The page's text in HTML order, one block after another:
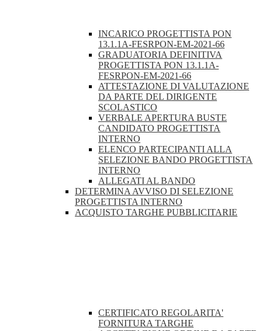
INCARICO PROGETTISTA PON
13.1.1A-FESRPON-EM-2021-66
GRADUATORIA DEFINITIVA
PROGETTISTA PON 13.1.1A-
FESRPON-EM-2021-66
ATTESTAZIONE DI VALUTAZIONE
DA PARTE DEL DIRIGENTE
SCOLASTICO
VERBALE APERTURA BUSTE
CANDIDATO PROGETTISTA
INTERNO
ELENCO PARTECIPANTI ALLA
SELEZIONE BANDO PROGETTISTA
INTERNO
ALLEGATI AL BANDO
DETERMINA AVVISO DI SELEZIONE
PROGETTISTA INTERNO
ACQUISTO TARGHE PUBBLICITARIE
CERTIFICATO REGOLARITA'
FORNITURA TARGHE